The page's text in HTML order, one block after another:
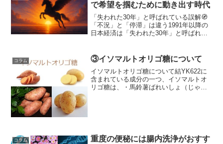
で希望を掴むために動き出す時代
「失われた30年」と呼ばれている誤解🧭
「不況」と「停滞」は違う1991年以降の
日本経済は「失われた30年」と呼ばれて
（recessionリセッション）は一時的な景
気後退...
コラム ③イソマルトオリゴ糖について
イソマルトオリゴ糖について結YK622に
含まれている成分の一つ、イソマルトオ
リゴ糖は、・馬鈴薯ばれいしょ（じゃが
コラム
重度の便秘には腸内洗浄がおすす